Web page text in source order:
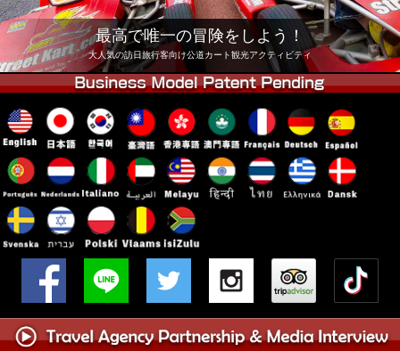
東京 渋谷アネックス 東京ベイ
東京 浅草 大阪
沖縄
最高で唯一の冒険をしよう！
大人気の訪日旅行客向け公道カート観光アクティビティ